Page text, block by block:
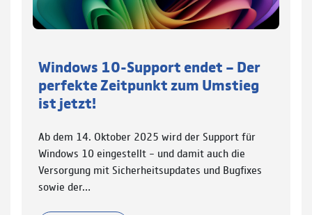
Windows 10-Support endet – Der
perfekte Zeitpunkt zum Umstieg
ist jetzt!
Ab dem 14. Oktober 2025 wird der Support für
Windows 10 eingestellt – und damit auch die
Versorgung mit Sicherheitsupdates und Bugfixes
sowie der…